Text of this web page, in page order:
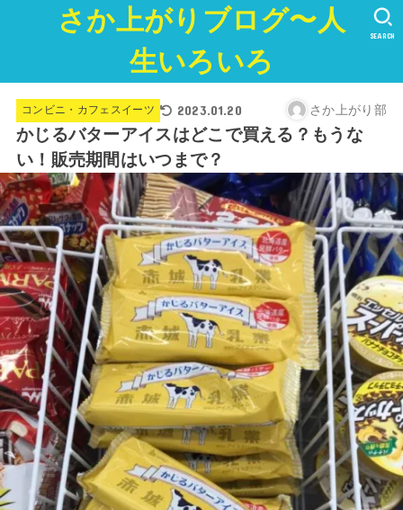
さか上がりブログ〜人
生いろいろ
SEARCH
コンビニ・カフェスイーツ 2023.01.20 さか上がり部
かじるバターアイスはどこで買える？もうな
い！販売期間はいつまで？